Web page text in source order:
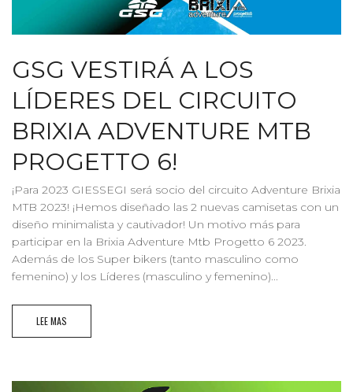
GSG VESTIRÁ A LOS
LÍDERES DEL CIRCUITO
BRIXIA ADVENTURE MTB
PROGETTO 6!
¡Para 2023 GIESSEGI será socio del circuito Adventure Brixia
MTB 2023! ¡Hemos diseñado las 2 nuevas camisetas con un
diseño minimalista y cautivador! Un motivo más para
participar en la Brixia Adventure Mtb Progetto 6 2023.
Además de los Super bikers (tanto masculino como
femenino) y los Líderes (masculino y femenino)...
LEE MAS